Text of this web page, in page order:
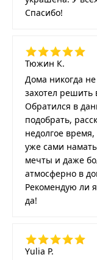
Спасибо!
Тюжин К.
Дома никогда
захотел решить
Обратился в
подобрать,
недолгое
уже сами
мечты и даже
атмосферно в
Рекомендую ли
да!
Yulia P.